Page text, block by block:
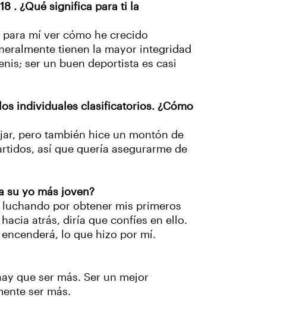
. ¿Qué significa para ti la
mí ver cómo he crecido
tienen la mayor integridad
ser un buen deportista es casi
individuales clasificatorios. ¿Cómo
pero también hice un montón de
así que quería asegurarme de
su yo más joven?
luchando por obtener mis primeros
atrás, diría que confíes en ello.
lo que hizo por mí.
que ser más. Ser un mejor
ser más.